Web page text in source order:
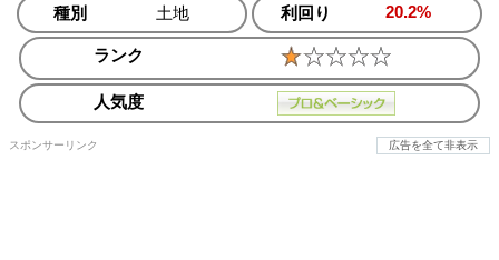
種別 土地 利回り 20.2%
ランク
人気度
スポンサーリンク 広告を全て非表示